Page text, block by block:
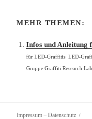
MEHR THEMEN:
Infos und
für LED-Graffitis LED-
Gruppe Graffiti Research
Impressum – Datenschutz